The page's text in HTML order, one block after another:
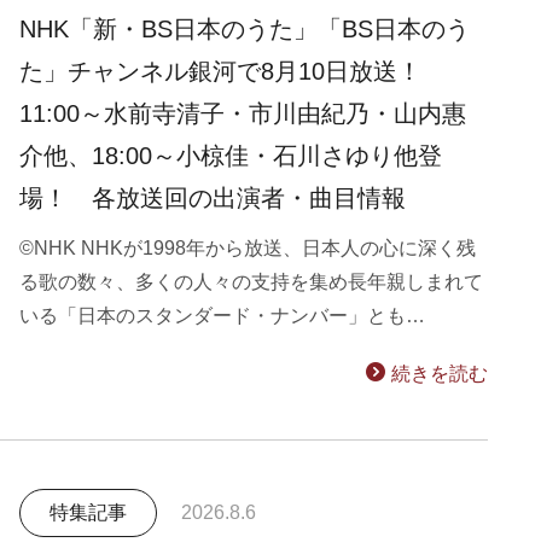
NHK「新・BS日本のうた」「BS日本のう
た」チャンネル銀河で8月10日放送！
11:00～水前寺清子・市川由紀乃・山内惠
介他、18:00～小椋佳・石川さゆり他登
場！ 各放送回の出演者・曲目情報
©NHK NHKが1998年から放送、日本人の心に深く残
る歌の数々、多くの人々の支持を集め長年親しまれて
いる「日本のスタンダード・ナンバー」とも…
続きを読む
特集記事 2026.8.6